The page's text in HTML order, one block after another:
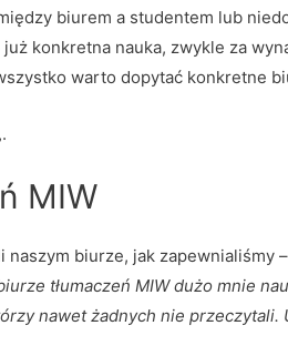
biurem a studentem lub
konkretna nauka, zwykle za
warto dopytać konkretne
MIW
naszym biurze, jak zapewnialiśmy
tłumaczeń MIW dużo mnie
nawet żadnych nie przeczytali.